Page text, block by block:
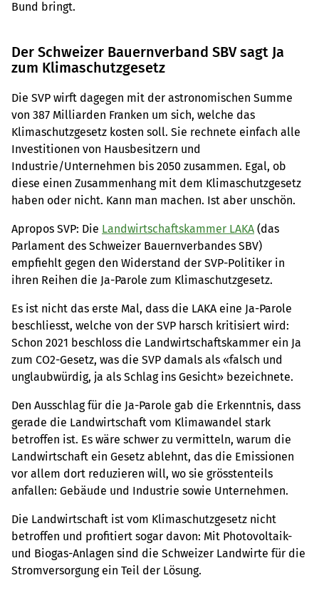
Bund bringt.
Der Schweizer Bauernverband SBV sagt Ja
zum Klimaschutzgesetz
Die SVP wirft dagegen mit der astronomischen Summe
von 387 Milliarden Franken um sich, welche das
Klimaschutzgesetz kosten soll. Sie rechnete einfach alle
Investitionen von Hausbesitzern und
Industrie/Unternehmen bis 2050 zusammen. Egal, ob
diese einen Zusammenhang mit dem Klimaschutzgesetz
haben oder nicht. Kann man machen. Ist aber unschön.
Apropos SVP: Die Landwirtschaftskammer LAKA (das
Parlament des Schweizer Bauernverbandes SBV)
empfiehlt gegen den Widerstand der SVP-Politiker in
ihren Reihen die Ja-Parole zum Klimaschutzgesetz.
Es ist nicht das erste Mal, dass die LAKA eine Ja-Parole
beschliesst, welche von der SVP harsch kritisiert wird:
Schon 2021 beschloss die Landwirtschaftskammer ein Ja
zum CO2-Gesetz, was die SVP damals als «falsch und
unglaubwürdig, ja als Schlag ins Gesicht» bezeichnete.
Den Ausschlag für die Ja-Parole gab die Erkenntnis, dass
gerade die Landwirtschaft vom Klimawandel stark
betroffen ist. Es wäre schwer zu vermitteln, warum die
Landwirtschaft ein Gesetz ablehnt, das die Emissionen
vor allem dort reduzieren will, wo sie grösstenteils
anfallen: Gebäude und Industrie sowie Unternehmen.
Die Landwirtschaft ist vom Klimaschutzgesetz nicht
betroffen und profitiert sogar davon: Mit Photovoltaik-
und Biogas-Anlagen sind die Schweizer Landwirte für die
Stromversorgung ein Teil der Lösung.